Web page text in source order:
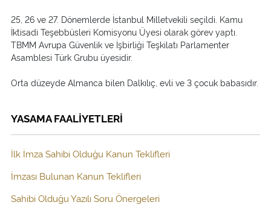
25, 26 ve 27. Dönemlerde İstanbul Milletvekili seçildi. Kamu
İktisadi Teşebbüsleri Komisyonu Üyesi olarak görev yaptı.
TBMM Avrupa Güvenlik ve İşbirliği Teşkilatı Parlamenter
Asamblesi Türk Grubu üyesidir.
Orta düzeyde Almanca bilen Dalkılıç, evli ve 3 çocuk babasıdır.
YASAMA FAALİYETLERİ
İlk İmza Sahibi Olduğu Kanun Teklifleri
İmzası Bulunan Kanun Teklifleri
Sahibi Olduğu Yazılı Soru Önergeleri